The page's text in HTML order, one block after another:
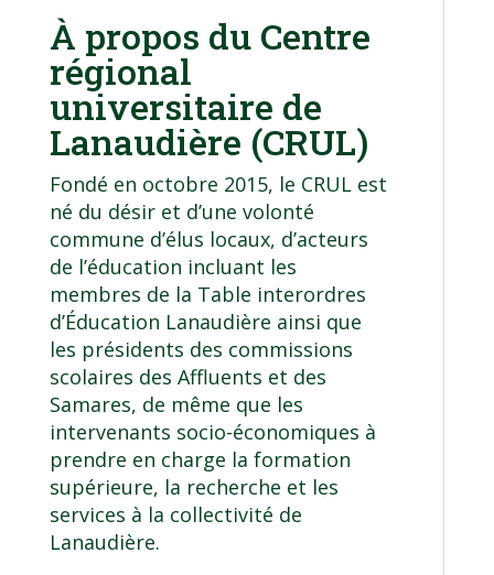
À propos du Centre
régional
universitaire de
Lanaudière (CRUL)
Fondé en octobre 2015, le CRUL est
né du désir et d’une volonté
commune d’élus locaux, d’acteurs
de l’éducation incluant les
membres de la Table interordres
d’Éducation Lanaudière ainsi que
les présidents des commissions
scolaires des Affluents et des
Samares, de même que les
intervenants socio-économiques à
prendre en charge la formation
supérieure, la recherche et les
services à la collectivité de
Lanaudière.